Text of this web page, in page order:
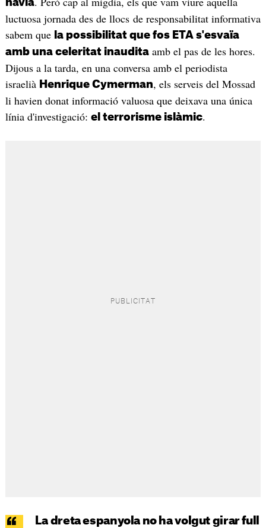
luctuosa jornada des de llocs de responsabilitat informativa
sabem que la possibilitat que fos ETA s'esvaïa
amb una celeritat inauditaamb el pas de les hores.
Dijous a la tarda, en una conversa amb el periodista
israelià Henrique Cymerman, els serveis del Mossad
li havien donat informació valuosa que deixava una única
línia d'investigació: el terrorisme islàmic.
La dreta espanyola no ha volgut girar full